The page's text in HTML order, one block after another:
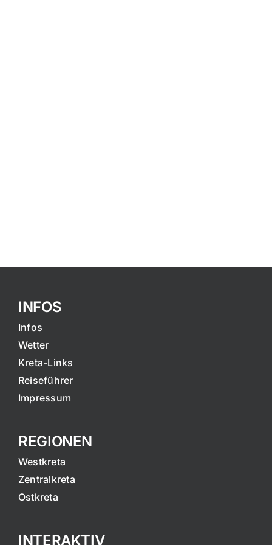
INFOS
Infos
Wetter
Kreta-Links
Reiseführer
Impressum
REGIONEN
Westkreta
Zentralkreta
Ostkreta
INTERAKTIV